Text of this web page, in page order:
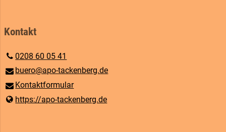
Kontakt
0208 60 05 41
buero@​apo-tackenberg.​de
Kontaktformular
https://apo-tackenberg.​de